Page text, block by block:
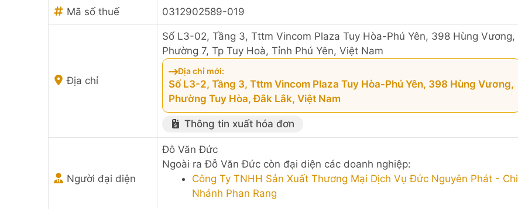
Mã số thuế 0312902589-019
Địa chỉ
Số L3-02, Tầng 3, Tttm Vincom Plaza Tuy Hòa-Phú Yên, 398 Hùng Vương,
Phường 7, Tp Tuy Hoà, Tỉnh Phú Yên, Việt Nam
Địa chỉ mới:
Số L3-2, Tầng 3, Tttm Vincom Plaza Tuy Hòa-Phú Yên, 398 Hùng Vương,
Phường Tuy Hòa, Đắk Lắk, Việt Nam
Thông tin xuất hóa đơn
Người đại diện
Đỗ Văn Đức
Ngoài ra Đỗ Văn Đức còn đại diện các doanh nghiệp:
Công Ty TNHH Sản Xuất Thương Mại Dịch Vụ Đức Nguyên Phát - Chi
Nhánh Phan Rang